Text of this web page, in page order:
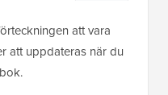
att vara
att uppdateras när du